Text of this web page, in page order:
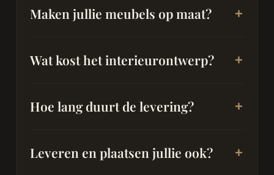
Maken jullie meubels op maat?
Wat kost het interieurontwerp?
Hoe lang duurt de levering?
Leveren en plaatsen jullie ook?